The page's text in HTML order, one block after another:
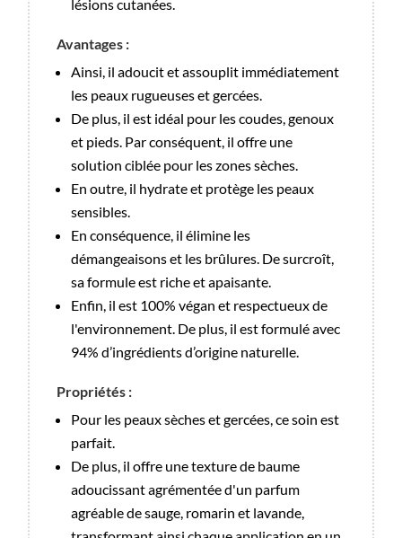
lésions cutanées.
Avantages :
Ainsi, il adoucit et assouplit immédiatement
les peaux rugueuses et gercées.
De plus, il est idéal pour les coudes, genoux
et pieds. Par conséquent, il offre une
solution ciblée pour les zones sèches.
En outre, il hydrate et protège les peaux
sensibles.
En conséquence, il élimine les
démangeaisons et les brûlures. De surcroît,
sa formule est riche et apaisante.
Enfin, il est 100% végan et respectueux de
l'environnement. De plus, il est formulé avec
94% d’ingrédients d’origine naturelle.
Propriétés :
Pour les peaux sèches et gercées, ce soin est
parfait.
De plus, il offre une texture de baume
adoucissant agrémentée d'un parfum
agréable de sauge, romarin et lavande,